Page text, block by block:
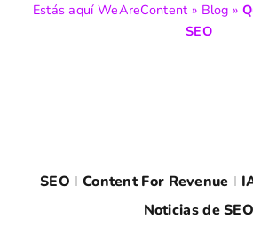
Estás aquí WeAreContent » Blog »
SEO
SEO Content For Revenue
Noticias de SEO